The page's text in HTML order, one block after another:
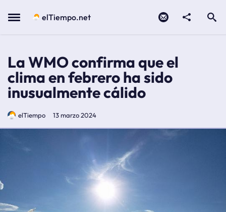
Menu elTiempo.net
La WMO confirma que el
clima en febrero ha sido
inusualmente cálido
elTiempo 13 marzo 2024